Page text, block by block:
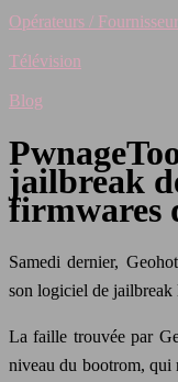
Opérateurs /
Télévision
Blog
jailbreak
firmwares
Samedi dernier,
son logiciel de
La faille trouvée par
niveau du bootrom, qui